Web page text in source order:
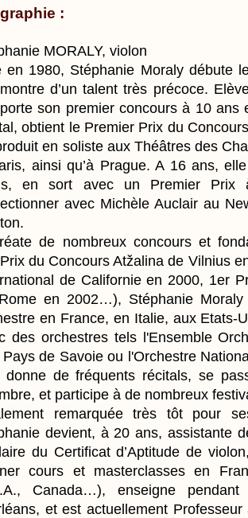
:
MORALY, violon
en 1980, Stéphanie Moraly débute
d’un talent très précoce.
son premier concours à 10 ans
obtient le Premier Prix du
en soliste aux Théâtres des
ainsi qu’à Prague. A 16 ans,
en sort avec un Premier
avec Michèle Auclair au
de nombreux concours et
du Concours Atžalina de Vilnius
de Californie en 2000, 1er
en 2002…), Stéphanie
en France, en Italie, aux Etats-
des orchestres tels l'Ensemble
de Savoie ou l'Orchestre
donne de fréquents récitals, se
et participe à de nombreux
remarquée très tôt pour
devient, à 20 ans, assistante
du Certificat d’Aptitude de
cours et masterclasses en
Canada…), enseigne
et est actuellement